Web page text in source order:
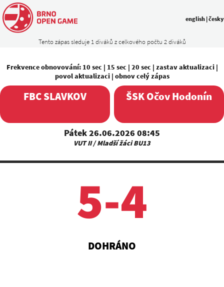
Tento zápas sleduje 1 diváků z celkového počtu 2 diváků
english |česky
Frekvence obnovování: 10 sec | 15 sec | 20 sec | zastav aktualizaci|
povol aktualizaci| obnov celý zápas
FBC SLAVKOV
Pátek 26.06.2026 08:45
VUT II / Mladší žáci BU13
ŠSK Očov Hodonín
5-4
DOHRÁNO